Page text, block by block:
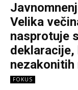
Velika
nasprotuje
FOKUS